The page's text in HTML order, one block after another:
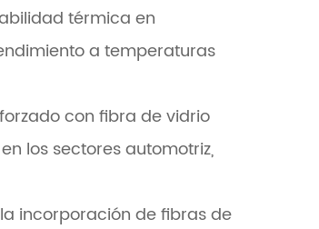
térmica en
a temperaturas
con fibra de vidrio
los sectores automotriz,
incorporación de fibras de